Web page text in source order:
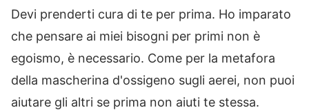
Devi prenderti cura di te per prima. Ho imparato
che pensare ai miei bisogni per primi non è
egoismo, è necessario. Come per la metafora
della mascherina d'ossigeno sugli aerei, non puoi
aiutare gli altri se prima non aiuti te stessa.